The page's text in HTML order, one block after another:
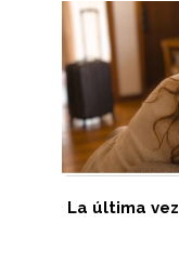
La última vez